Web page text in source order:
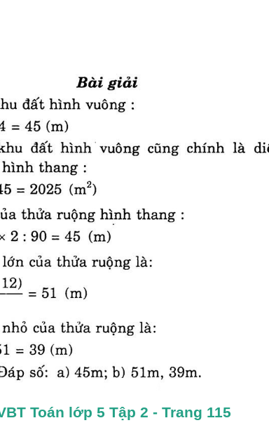
Toán lớp 5 Tập 2 - Trang 115